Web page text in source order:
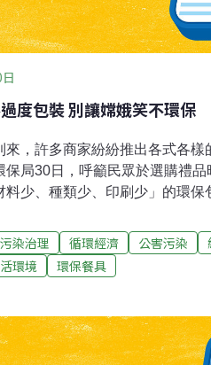
度包裝 別讓嫦娥笑不環保
來，許多商家紛紛推出各式各樣
保局30日，呼籲民眾於選購禮
料少、種類少、印刷少」的環保
用使用過的包裝材料，嘉義市環
如此更能表達心意，也是愛護地
應在三層以下，化妝品、酒或加
保餐具組，準備適量的美食，
僅乾淨衛生，亦可減少廢棄物
污染治理 循環經濟 公害污染
環境 環保餐具